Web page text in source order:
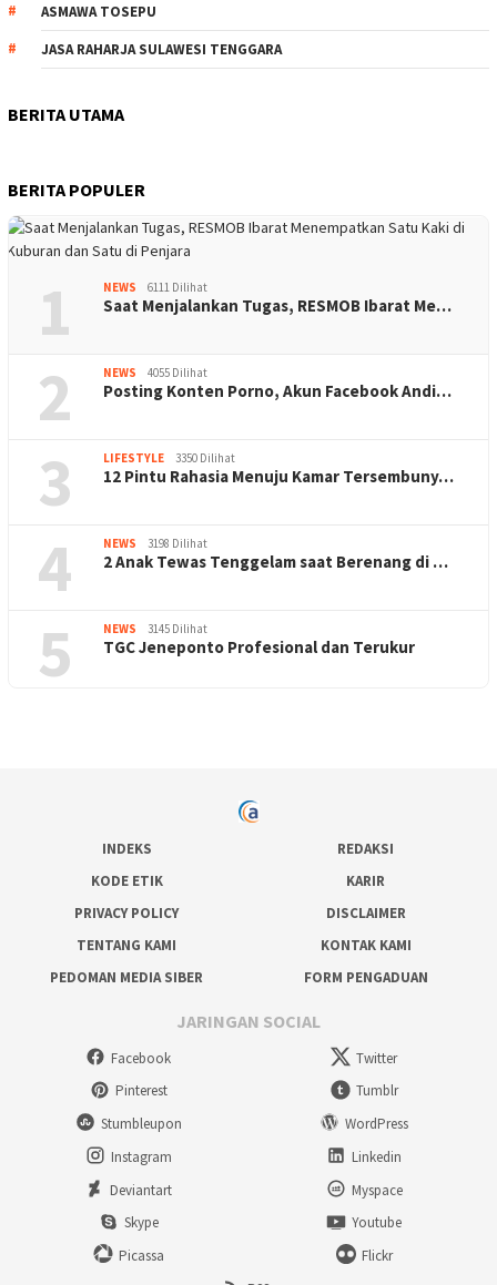
ASMAWA TOSEPU
JASA RAHARJA SULAWESI TENGGARA
BERITA UTAMA
BERITA POPULER
1 NEWS 6111 Dilihat
Saat Menjalankan Tugas, RESMOB Ibarat Me…
2 NEWS 4055 Dilihat
Posting Konten Porno, Akun Facebook Andi…
3 LIFESTYLE 3350 Dilihat
12 Pintu Rahasia Menuju Kamar Tersembuny…
4 NEWS 3198 Dilihat
2 Anak Tewas Tenggelam saat Berenang di …
5 NEWS 3145 Dilihat
TGC Jeneponto Profesional dan Terukur
INDEKS
REDAKSI
KODE ETIK
KARIR
PRIVACY POLICY
DISCLAIMER
TENTANG KAMI
KONTAK KAMI
PEDOMAN MEDIA SIBER
FORM PENGADUAN
JARINGAN SOCIAL
Facebook
Twitter
Pinterest
Tumblr
Stumbleupon
WordPress
Instagram
Linkedin
Deviantart
Myspace
Skype
Youtube
Picassa
Flickr